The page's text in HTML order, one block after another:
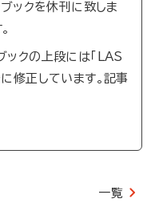
ックを休刊に致しま
クの上段には「LAS
修正しています。記事
一覧